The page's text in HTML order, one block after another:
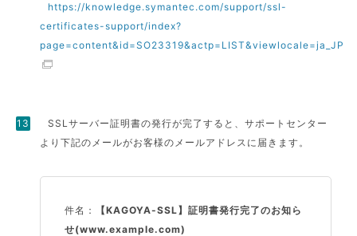
https://knowledge.symantec.com/support/ssl-
certificates-support/index?
page=content&id=SO23319&actp=LIST&viewlocale=ja_JP
SSLサーバー証明書の発行が完了すると、サポートセンター
より下記のメールがお客様のメールアドレスに届きます。
件名：
【KAGOYA-SSL】証明書発行完了のお知ら
せ(www.example.com)